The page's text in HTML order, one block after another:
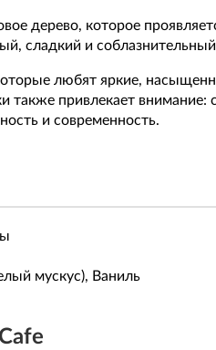
дерево, которое
сладкий и
любят яркие,
также привлекает
и современность.
мускус), Ваниль